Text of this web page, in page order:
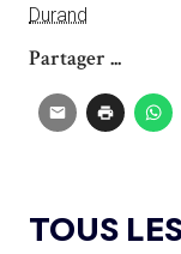
Durand
Partager ...
TOUS